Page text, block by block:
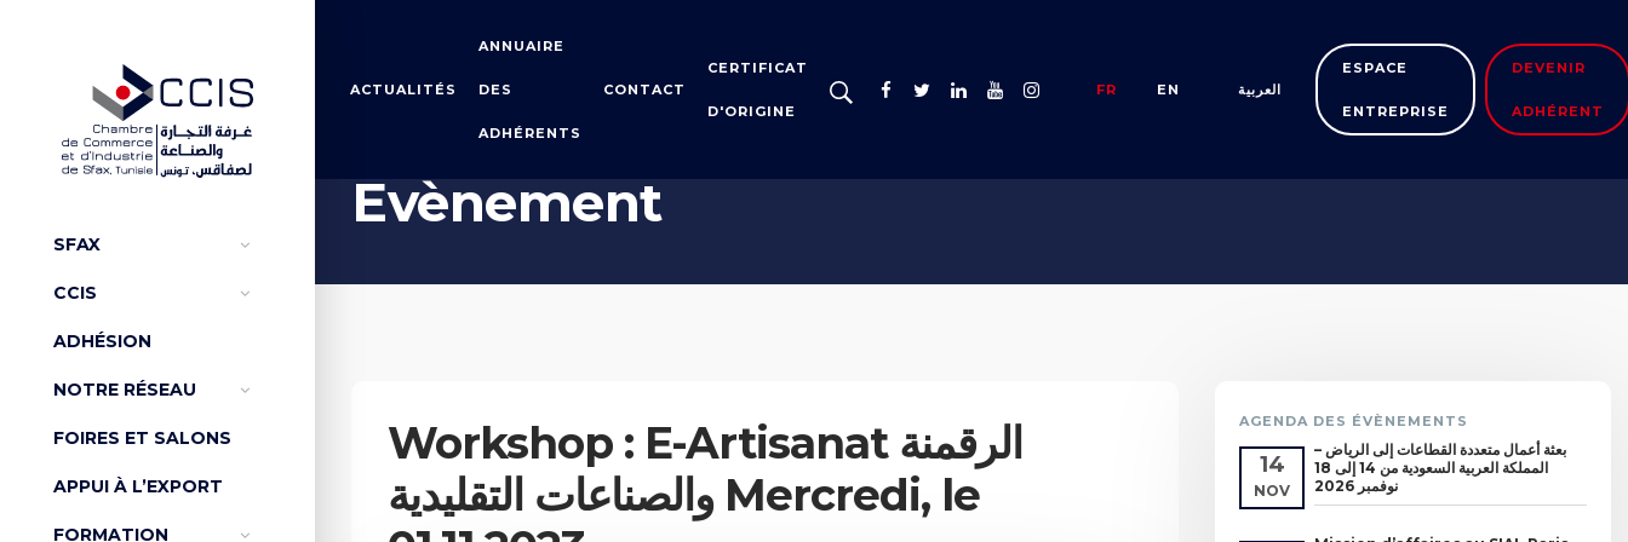
SFAX
CCIS
ADHÉSION
NOTRE RÉSEAU
FOIRES ET SALONS
APPUI À L’EXPORT
FORMATION
ACTUALITÉS
ANNUAIRE
DES
ADHÉRENTS
CONTACT
CERTIFICAT
D'ORIGINE
FR EN العربية
ESPACE
ENTREPRISE
DEVENIR
ADHÉRENT
Évènements de la CCIS
Evènement
Workshop : E-Artisanat الرقمنة
والصناعات التقليدية Mercredi, le
AGENDA DES ÉVÈNEMENTS
14
NOV
بعثة أعمال متعددة القطاعات إلى الرياض –
المملكة العربية السعودية من 14 إلى 18
نوفمبر 2026